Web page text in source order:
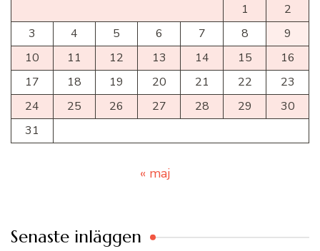
1
2
3
4 5 6 7 8
9
10
11 12 13 14 15
16
17
18 19 20 21 22
23
24
25 26 27 28 29
30
31
« maj
Senaste inläggen